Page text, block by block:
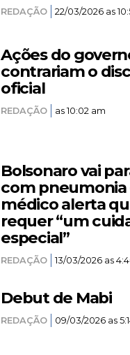
REDAÇÃO 22/03/2026 as
Ações do
contrariam o
oficial
REDAÇÃO as 10:02 am
Bolsonaro vai
com pneumonia
médico alerta
requer “um
especial”
REDAÇÃO 13/03/2026 as
Debut de Mabi
REDAÇÃO 09/03/2026 as